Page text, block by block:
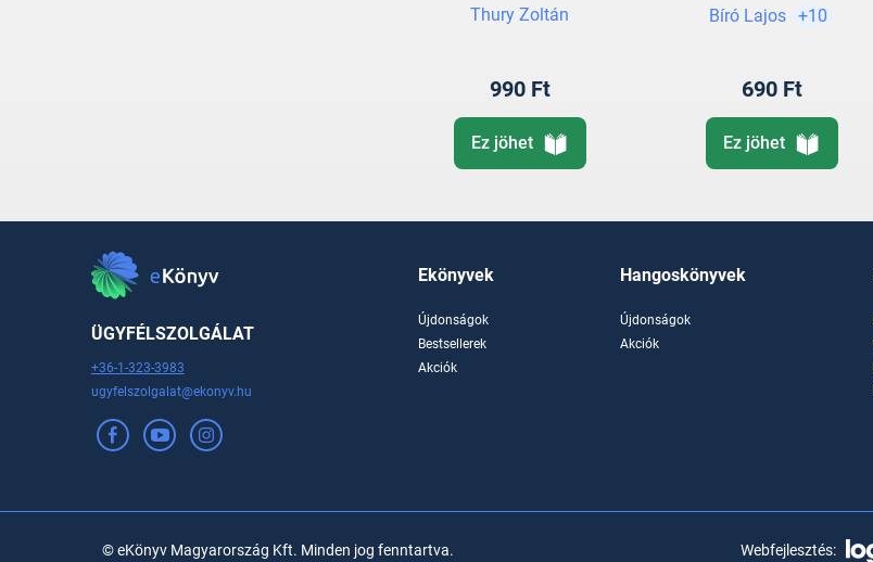
Thury Zoltán
990 Ft
Ez jöhet
Bíró Lajos +10
690 Ft
Ez jöhet
ÜGYFÉLSZOLGÁLAT
+36-1-323-3983
ugyfelszolgalat@ekonyv.hu
Ekönyvek
Újdonságok
Bestsellerek
Akciók
Hangoskönyvek
Újdonságok
Akciók
© eKönyv Magyarország Kft. Minden jog fenntartva. Webfejlesztés: